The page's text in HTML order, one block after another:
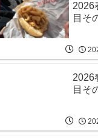
2026
目そ
2026
目そ